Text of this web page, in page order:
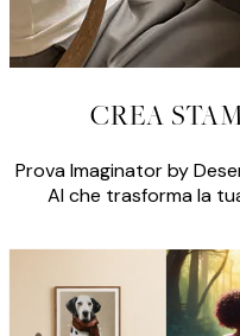
CREA
Prova Imaginator by
AI che trasforma la